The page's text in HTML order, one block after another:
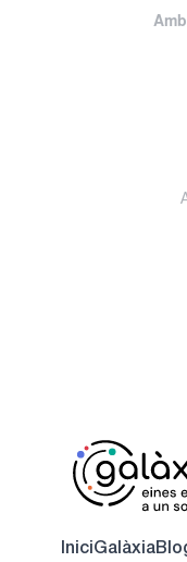
IniciGalàxia